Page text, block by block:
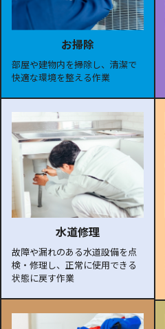
お掃除
部屋や建物内を掃除し、清潔で
快適な環境を整える作業
水道修理
故障や漏れのある水道設備を点
検・修理し、正常に使用できる
状態に戻す作業